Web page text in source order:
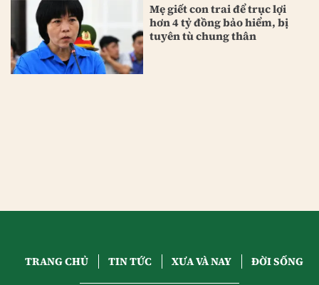
Mẹ giết con trai để trục lợi
hơn 4 tỷ đồng bảo hiểm, bị
tuyên tù chung thân
TRANG CHỦ TIN TỨC XƯA VÀ NAY ĐỜI SỐNG